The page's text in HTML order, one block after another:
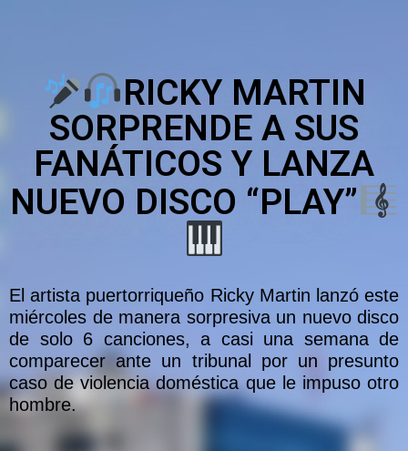
RICKY MARTIN
SORPRENDE A SUS
FANÁTICOS Y LANZA
NUEVO DISCO “PLAY”
El artista puertorriqueño Ricky Martin lanzó este
miércoles de manera sorpresiva un nuevo disco
de solo 6 canciones, a casi una semana de
comparecer ante un tribunal por un presunto
caso de violencia doméstica que le impuso otro
hombre.